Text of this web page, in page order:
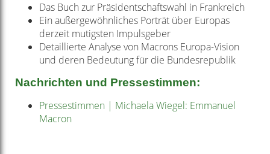
Das Buch zur Präsidentschaftswahl in Frankreich
Ein außergewöhnliches Porträt über Europas
derzeit mutigsten Impulsgeber
Detaillierte Analyse von Macrons Europa­-Vision
und deren Bedeutung für die Bundesrepublik
Nachrichten und Pressestimmen:
Pressestimmen | Michaela Wiegel: Emmanuel
Macron